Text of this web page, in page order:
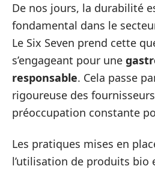
De nos jours, la durabilité
fondamental dans le
Le Six Seven prend cette
s’engageant pour une
responsable. Cela passe
rigoureuse des
préoccupation constante
Les pratiques mises en
l’utilisation de produits bio